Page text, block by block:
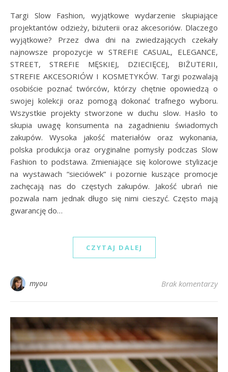
Targi Slow Fashion, wyjątkowe wydarzenie skupiające
projektantów odzieży, biżuterii oraz akcesoriów. Dlaczego
wyjątkowe? Przez dwa dni na zwiedzających czekały
najnowsze propozycje w STREFIE CASUAL, ELEGANCE,
STREET, STREFIE MĘSKIEJ, DZIECIĘCEJ, BIŻUTERII,
STREFIE AKCESORIÓW I KOSMETYKÓW. Targi pozwalają
osobiście poznać twórców, którzy chętnie opowiedzą o
swojej kolekcji oraz pomogą dokonać trafnego wyboru.
Wszystkie projekty stworzone w duchu slow. Hasło to
skupia uwagę konsumenta na zagadnieniu świadomych
zakupów. Wysoka jakość materiałów oraz wykonania,
polska produkcja oraz oryginalne pomysły podczas Slow
Fashion to podstawa. Zmieniające się kolorowe stylizacje
na wystawach “sieciówek” i pozornie kuszące promocje
zachęcają nas do częstych zakupów. Jakość ubrań nie
pozwala nam jednak długo się nimi cieszyć. Często mają
gwarancję do…
CZYTAJ DALEJ
myou Brak komentarzy